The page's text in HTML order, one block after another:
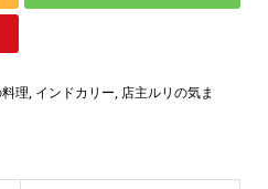
理, インドカリー, 店主ルリの気ま